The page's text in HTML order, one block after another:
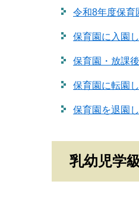
令和8年度保育
保育園に入園
保育園・放課
保育園に転園
保育園を退園
乳幼児学級